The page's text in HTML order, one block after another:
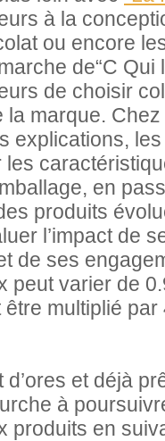
à la
ou encore
de“C Qui
de choisir
marque.
explications,
en
produits
l’impact de
de ses
peut varier de
multiplié
et déjà
à
produits en